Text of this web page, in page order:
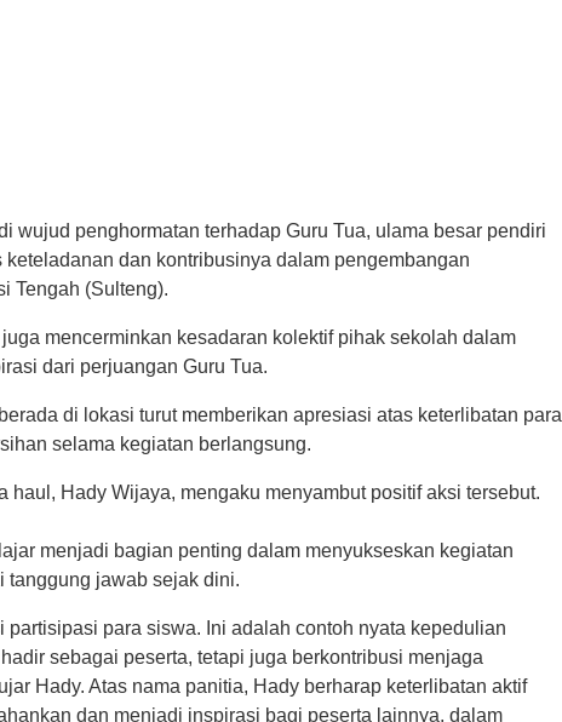
wujud penghormatan terhadap Guru Tua, ulama besar pendiri
dan kontribusinya dalam pengembangan
Tengah (Sulteng).
mencerminkan kesadaran kolektif pihak sekolah dalam
dari perjuangan Guru Tua.
di lokasi turut memberikan apresiasi atas keterlibatan para
selama kegiatan berlangsung.
haul, Hady Wijaya, mengaku menyambut positif aksi tersebut.
menjadi bagian penting dalam menyukseskan kegiatan
tanggung jawab sejak dini.
partisipasi para siswa. Ini adalah contoh nyata kepedulian
sebagai peserta, tetapi juga berkontribusi menjaga
Hady. Atas nama panitia, Hady berharap keterlibatan aktif
dan menjadi inspirasi bagi peserta lainnya, dalam